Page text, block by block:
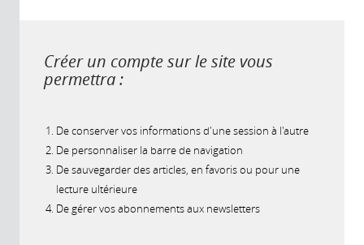
Créer un compte sur le site vous
permettra :
De conserver vos informations d'une session à l'autre
De personnaliser la barre de navigation
De sauvegarder des articles, en favoris ou pour une
lecture ultérieure
De gérer vos abonnements aux newsletters